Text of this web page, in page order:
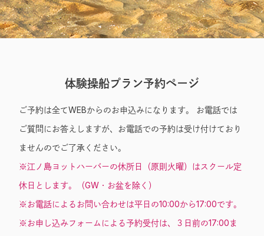
体験操船プラン予約ページ
ご予約は全てWEBからのお申込みになります。 お電話では
ご質問にお答えしますが、お電話での予約は受け付けており
ませんのでご了承ください。
※江ノ島ヨットハーバーの休所日（原則火曜）はスクール定
休日とします。（GW・お盆を除く）
※お電話によるお問い合わせは平日の10:00から17:00です。
※お申し込みフォームによる予約受付は、３日前の17:00ま